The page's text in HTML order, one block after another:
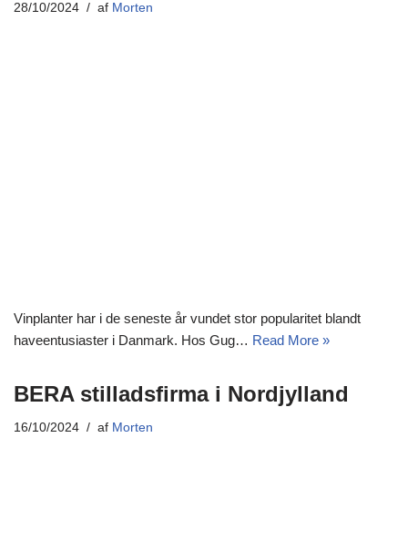
28/10/2024 af Morten
Vinplanter har i de seneste år vundet stor popularitet blandt
haveentusiaster i Danmark. Hos Gug… Read More »
BERA stilladsfirma i Nordjylland
16/10/2024 af Morten